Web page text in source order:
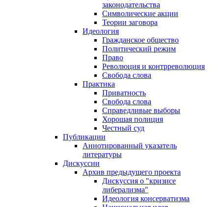
законодательства
Символические акции
Теории заговора
Идеология
Гражданское общество
Политический режим
Право
Революция и контрреволюция
Свобода слова
Практика
Приватность
Свобода слова
Справедливые выборы
Хорошая полиция
Честный суд
Публикации
Аннотированный указатель
литературы
Дискуссии
Архив предыдущего проекта
Дискуссия о "кризисе
либерализма"
Идеология консерватизма